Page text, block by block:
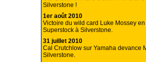
Silverstone !
1er août 2010
Victoire du wild card Luke Mossey
Superstock à Silverstone.
31 juillet 2010
Cal Crutchlow sur Yamaha devance
Silverstone.